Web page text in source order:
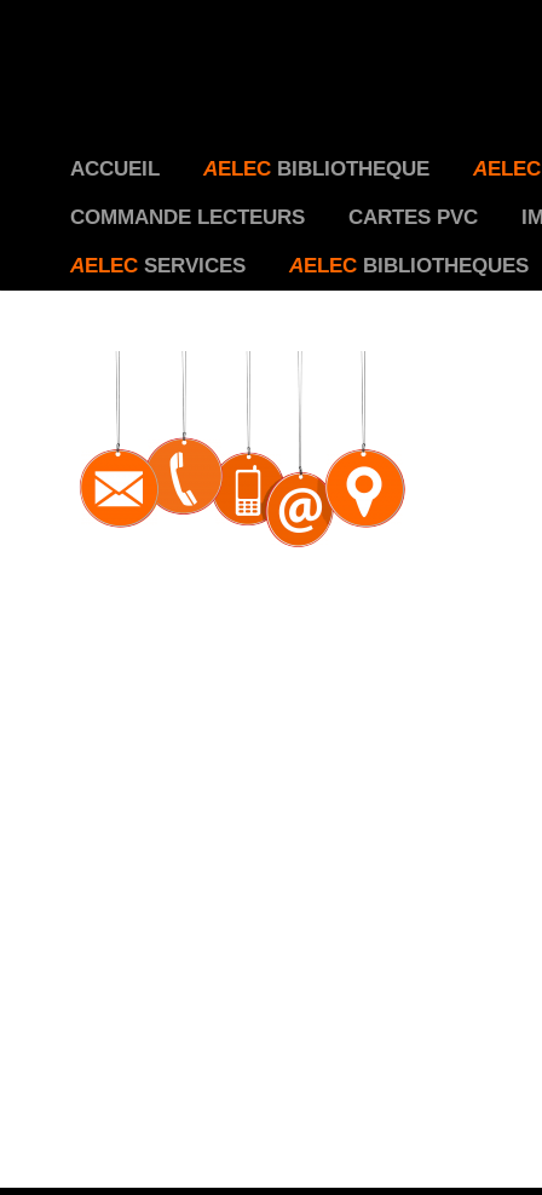
ACCUEIL AELEC BIBLIOTHEQUE AELEC
COMMANDE LECTEURS CARTES PVC
AELEC SERVICES AELEC BIBLIOTHEQUES